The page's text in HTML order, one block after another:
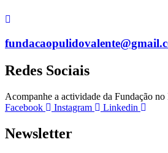
Redes Sociais
Acompanhe a actividade da Fundação no
Facebook
Instagram Linkedin
Newsletter